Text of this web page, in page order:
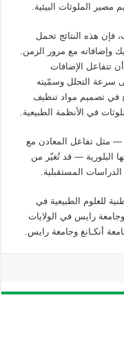
مصير الملوثات البيئية.
فإن هذه النتائج تحمل
وإضافاته مع مرور الزمن
تتفاعل الإضافات
سرعة التحلل وسمّيته
في تصميم مواد تنظيف
في الأنظمة الطبيعية.
— مثل تفاعل المعادن مع
البلورية — قد تُغيّر من
المستقبلية.
للعلوم الطبيعية في
وجامعة رايس في الولايات
أنكـانغ وجامعة رايس